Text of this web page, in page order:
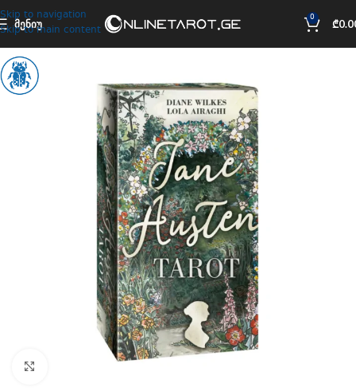
Skip to navigation
Skip to main content
ᲛᲔᲜᲘᲣ 0 ₾